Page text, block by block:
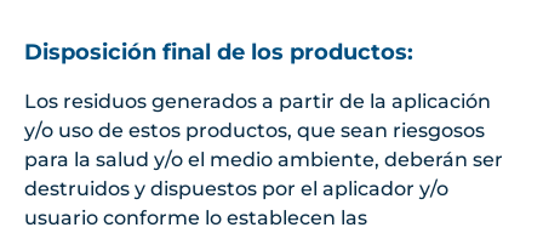
Disposición final de los productos:
Los residuos generados a partir de la aplicación
y/o uso de estos productos, que sean riesgosos
para la salud y/o el medio ambiente, deberán ser
destruidos y dispuestos por el aplicador y/o
usuario conforme lo establecen las